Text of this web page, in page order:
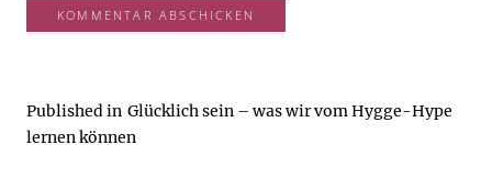
Published in Glücklich sein – was wir vom Hygge-Hype
lernen können